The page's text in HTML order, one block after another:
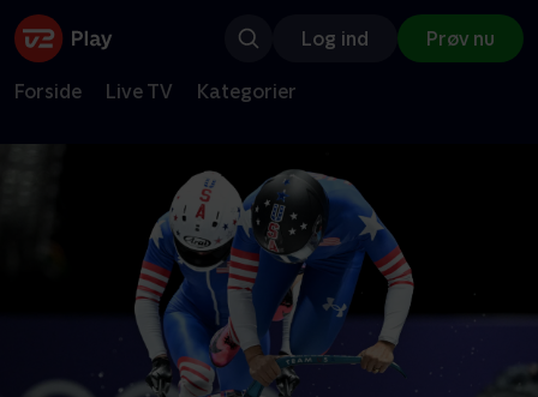
Log ind Prøv nu
Forside Live TV Kategorier